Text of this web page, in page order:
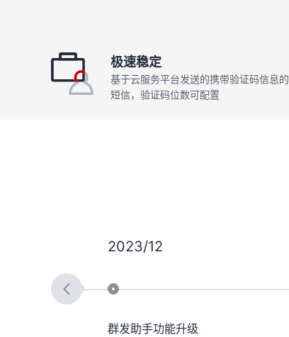
极速稳定
基于云服务平台发送的携带验证码信息的
短信，验证码位数可配置
2023/12
群发助手功能升级